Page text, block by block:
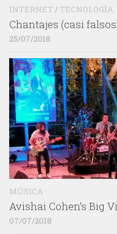
INTERNET / TECNOLOGÍA
Chantajes (casi
25/07/2018
MÚSICA
Avishai Cohen’s Big
07/07/2018